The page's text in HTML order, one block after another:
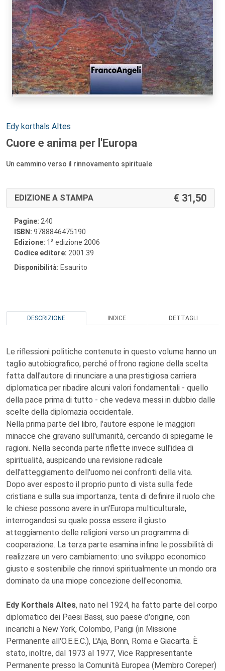
Autori:
Edy korthals Altes
Cuore e anima per l'Europa
Un cammino verso il rinnovamento spirituale
EDIZIONE A STAMPA 31,50
Pagine: 240
ISBN: 9788846475190
Edizione: 1 a edizione 2006
Codice editore: 2001.39
Disponibilità: Esaurito
DESCRIZIONE INDICE DETTAGLI
Le riflessioni politiche contenute in questo volume hanno un
taglio autobiografico, perché offrono ragione della scelta
fatta dall'autore di rinunciare a una prestigiosa carriera
diplomatica per ribadire alcuni valori fondamentali - quello
della pace prima di tutto - che vedeva messi in dubbio dalle
scelte della diplomazia occidentale.
Nella prima parte del libro, l'autore espone le maggiori
minacce che gravano sull'umanità, cercando di spiegarne le
ragioni. Nella seconda parte riflette invece sull'idea di
spiritualità, auspicando una revisione radicale
dell'atteggiamento dell'uomo nei confronti della vita.
Dopo aver esposto il proprio punto di vista sulla fede
cristiana e sulla sua importanza, tenta di definire il ruolo che
le chiese possono avere in un'Europa multiculturale,
interrogandosi su quale possa essere il giusto
atteggiamento delle religioni verso un programma di
cooperazione. La terza parte esamina infine le possibilità di
realizzare un vero cambiamento: uno sviluppo economico
giusto e sostenibile che rinnovi spiritualmente un mondo ora
dominato da una miope concezione dell'economia.
Edy Korthals Altes, nato nel 1924, ha fatto parte del corpo
diplomatico dei Paesi Bassi, suo paese d'origine, con
incarichi a New York, Colombo, Parigi (in Missione
Permanente all'O.E.E.C.), L'Aja, Bonn, Roma e Giacarta. È
stato, inoltre, dal 1973 al 1977, Vice Rappresentante
Permanente presso la Comunità Europea (Membro Coreper)